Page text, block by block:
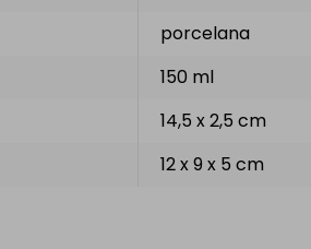
porcelana
150 ml
14,5 x 2,5 cm
12 x 9 x 5 cm